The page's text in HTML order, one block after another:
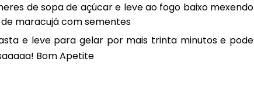
de sopa de açúcar e leve ao fogo baixo mexendo
maracujá com sementes
e leve para gelar por mais trinta minutos e pode
Bom Apetite